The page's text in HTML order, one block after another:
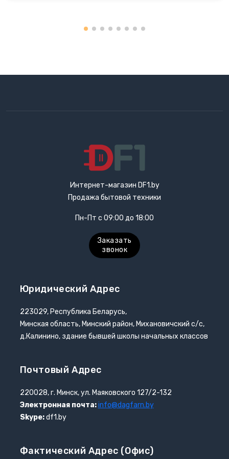
Интернет-магазин DF1.by
Продажа бытовой техники
Пн-Пт с 09:00 до 18:00
Заказать
звонок
Юридический Адрес
223029, Республика Беларусь,
Минская область, Минский район, Михановичский с/с,
д.Калинино, здание бывшей школы начальных классов
Почтовый Адрес
220028, г. Минск, ул. Маяковского 127/2-132
Электронная почта: info@dagfarn.by
Skype:df1.by
Фактический Адрес (офис)